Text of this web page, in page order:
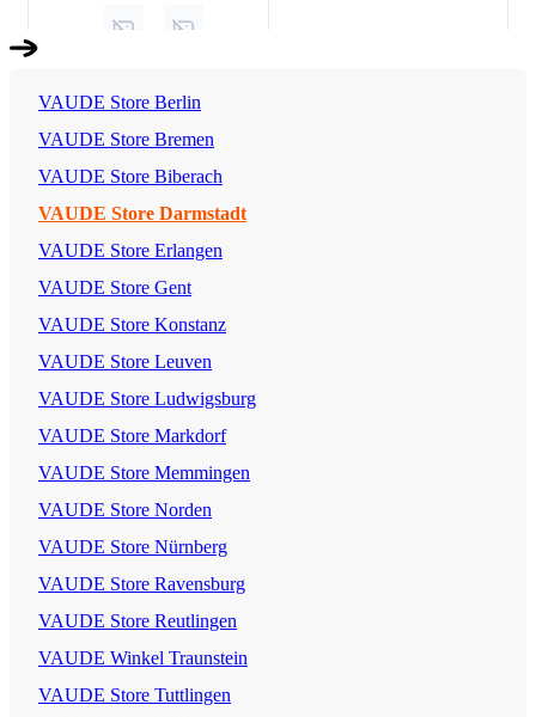
VAUDE Store Berlin
VAUDE Store Bremen
VAUDE Store Biberach
VAUDE Store Darmstadt
VAUDE Store Erlangen
VAUDE Store Gent
VAUDE Store Konstanz
VAUDE Store Leuven
VAUDE Store Ludwigsburg
VAUDE Store Markdorf
VAUDE Store Memmingen
VAUDE Store Norden
VAUDE Store Nürnberg
VAUDE Store Ravensburg
VAUDE Store Reutlingen
VAUDE Winkel Traunstein
VAUDE Store Tuttlingen